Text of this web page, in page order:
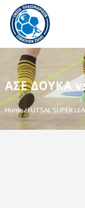
ΑΣΕ ΔΟΥΚΑ
Home FUTSAL SUPER
ΑΡΧΙΚΗ
ΕΠΣΣ